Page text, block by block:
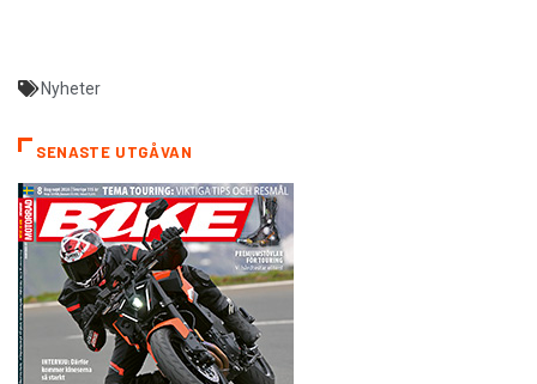
Nyheter
SENASTE UTGÅVAN